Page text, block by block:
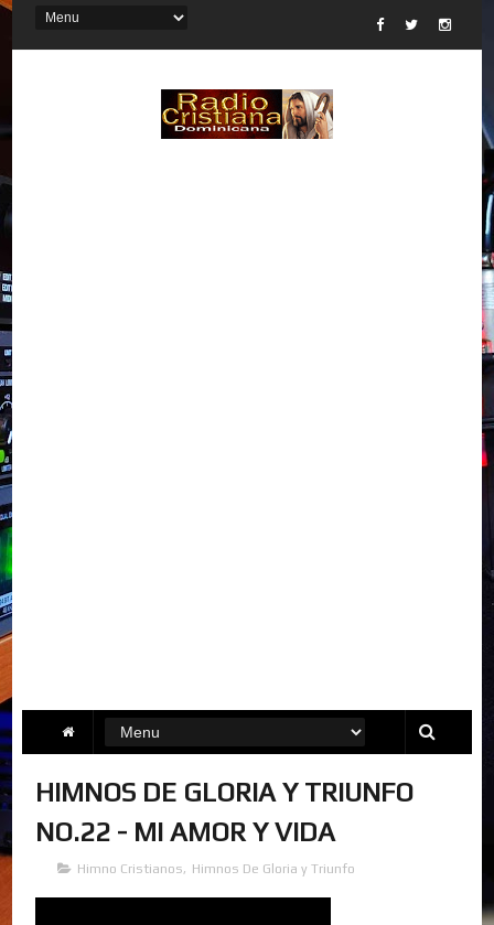
HIMNOS DE GLORIA Y TRIUNFO
NO.22 - MI AMOR Y VIDA
Himno Cristianos, Himnos De Gloria y Triunfo